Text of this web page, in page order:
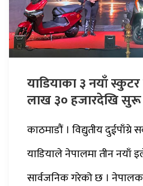
याडियाका ३ नयाँ
लाख ३० हजारदेखि सुरू
काठमाडौं । विद्युतीय दुईपाँग्रे
याडियाले नेपालमा तीन नयाँ
सार्वजनिक गरेको छ ।